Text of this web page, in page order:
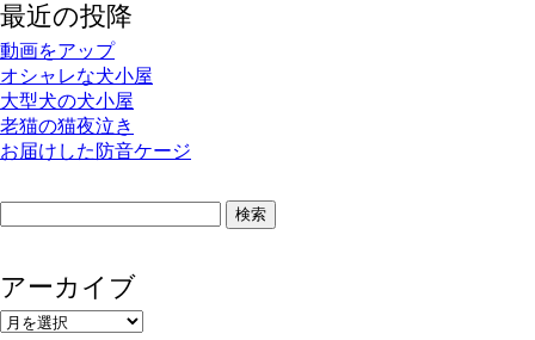
最近の投降
動画をアップ
オシャレな犬小屋
大型犬の犬小屋
老猫の猫夜泣き
お届けした防音ケージ
アーカイブ
ア